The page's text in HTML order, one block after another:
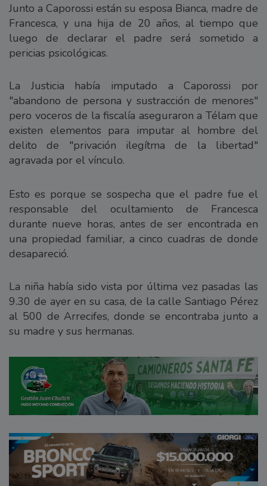
Junto a Caporossi están su esposa Bianca, madre de
Francesca, y una hija de 20 años, al tiempo que
luego de declarar el padre será sometido a
pericias psicológicas.
La Justicia había imputado a Caporossi por
"abandono de persona y sustracción de menores"
pero voceros de la fiscalía aseguraron a Télam que
existen elementos para imputar al hombre del
delito de "privación ilegítma de la libertad"
agravada por el vínculo.
Esto es porque se sospecha que el padre fue el
responsable del ocultamiento de Francesca
durante nueve horas, antes de ser encontrada en
una propiedad familiar, a cinco cuadras de donde
desapareció.
La niña había sido vista por última vez pasadas las
9.30 de ayer en su casa, de la calle Santiago Pérez
al 500 de Arrecifes, donde se encontraba junto a
su madre y sus hermanas.